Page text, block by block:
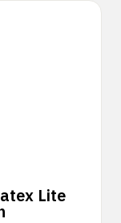
Lite